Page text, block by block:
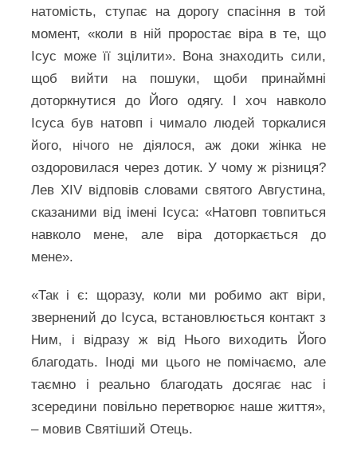
натомість, ступає на дорогу спасіння в той
момент, «коли в ній проростає віра в те, що
Ісус може її зцілити». Вона знаходить сили,
щоб вийти на пошуки, щоби принаймні
доторкнутися до Його одягу. І хоч навколо
Ісуса був натовп і чимало людей торкалися
його, нічого не діялося, аж доки жінка не
оздоровилася через дотик. У чому ж різниця?
Лев XIV відповів словами святого Августина,
сказаними від імені Ісуса: «Натовп товпиться
навколо мене, але віра доторкається до
мене».
«Так і є: щоразу, коли ми робимо акт віри,
звернений до Ісуса, встановлюється контакт з
Ним, і відразу ж від Нього виходить Його
благодать. Іноді ми цього не помічаємо, але
таємно і реально благодать досягає нас і
зсередини повільно перетворює наше життя»,
– мовив Святіший Отець.